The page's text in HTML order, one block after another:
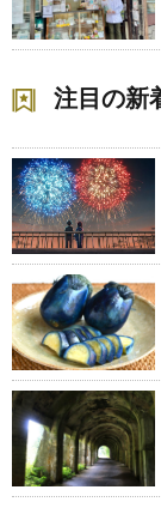
注目の新